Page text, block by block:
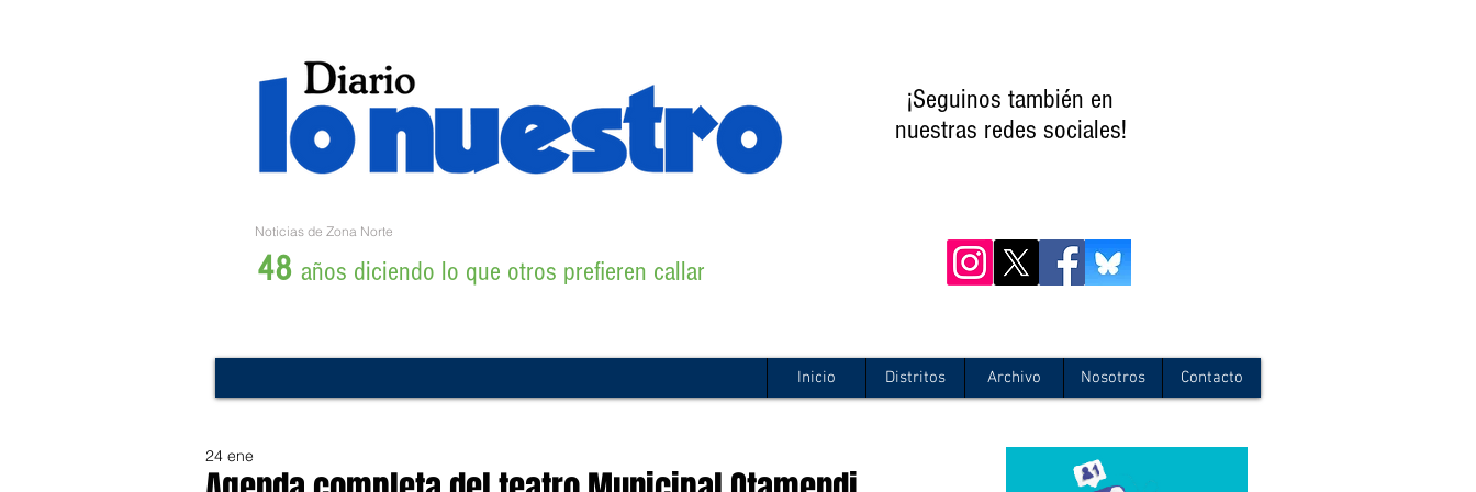
¡Seguinos también en
nuestras redes sociales!
Noticias de Zona Norte
48 años diciendo lo que otros prefieren callar
Inicio Distritos Archivo Nosotros Contacto
24 ene